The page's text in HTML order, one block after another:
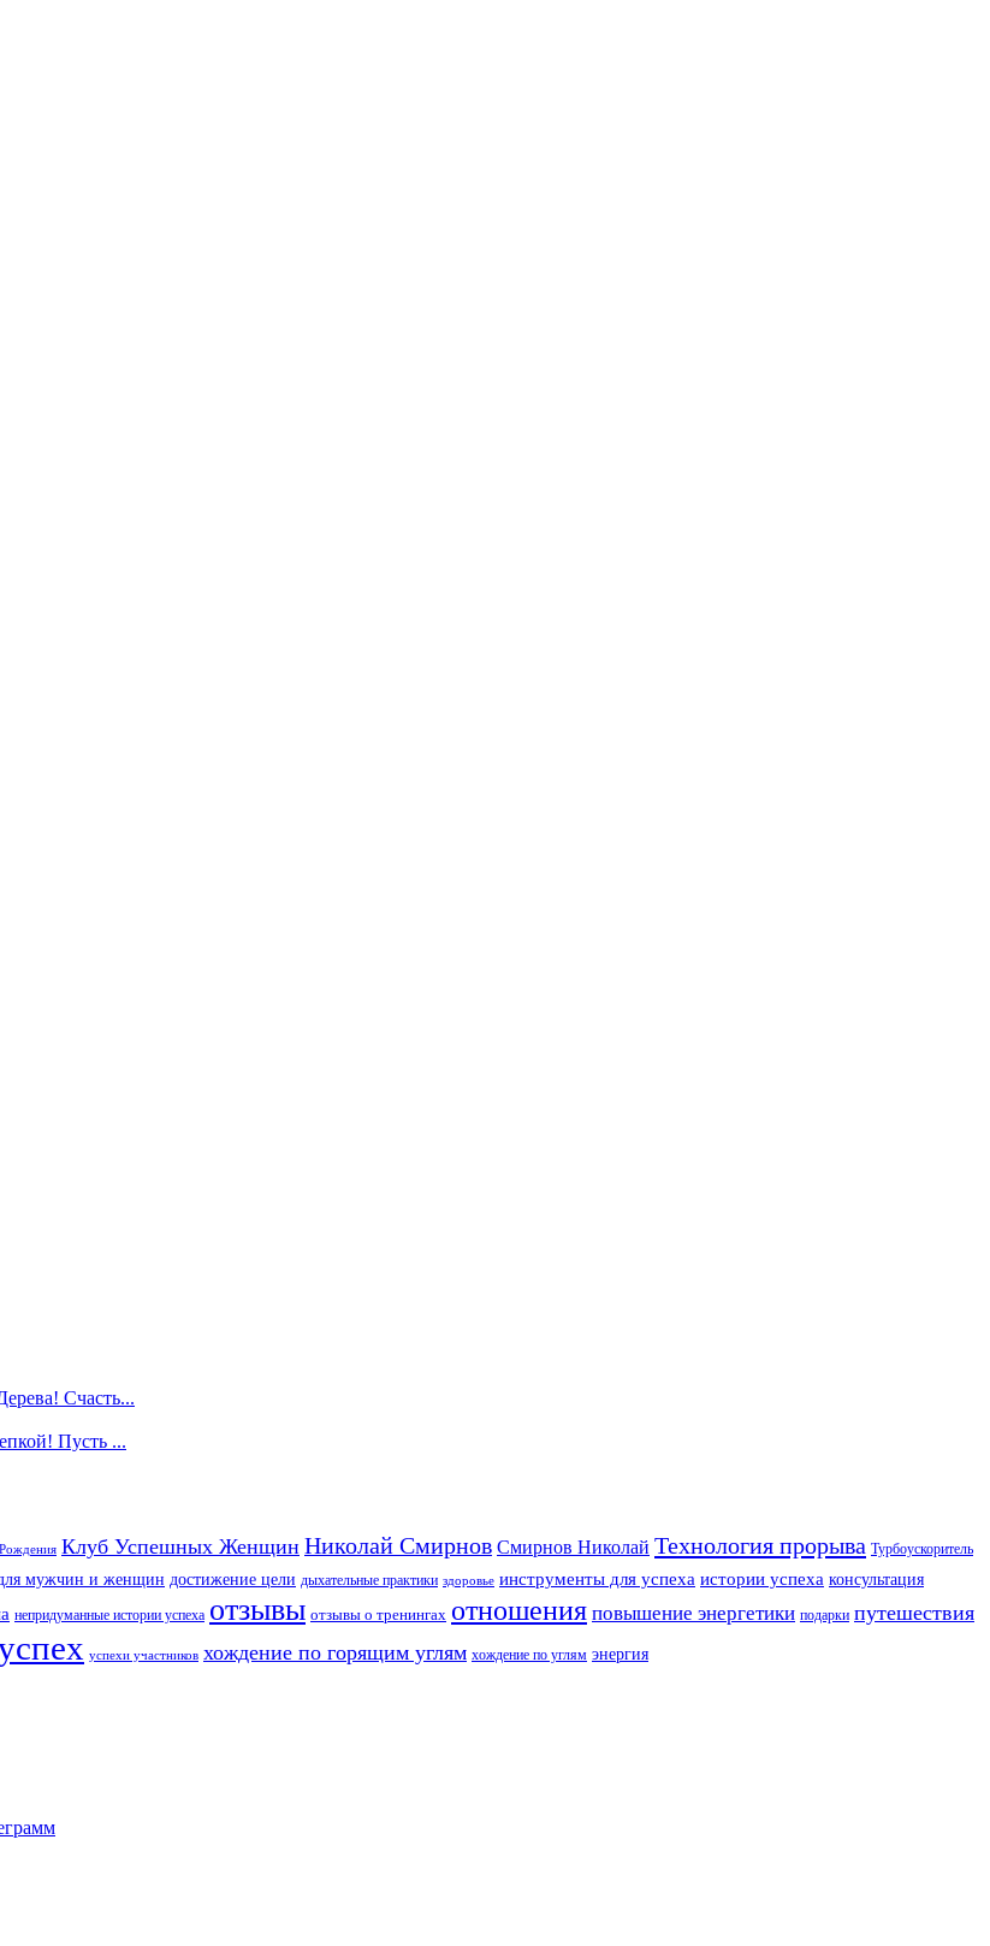
Счасть...
Пусть ...
Клуб Успешных Женщин Николай Смирнов Смирнов Николай Технология прорыва Турбоускоритель
мужчин и женщин достижение цели дыхательные практики здоровье инструменты для успеха истории успеха консультация
непридуманные истории успеха отзывы отзывы о тренингах отношения повышение энергетики подарки путешествия
успехи участников хождение по горящим углям хождение по углям энергия